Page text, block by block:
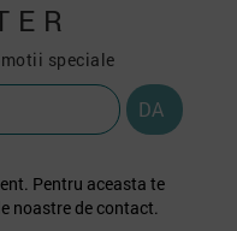
speciale
Pentru aceasta te
noastre de contact.